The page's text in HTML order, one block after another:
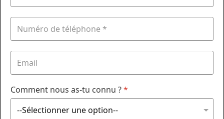
Comment nous as-tu connu ?*